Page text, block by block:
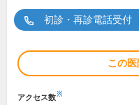
初診・再診電話受付
この
アクセス数※